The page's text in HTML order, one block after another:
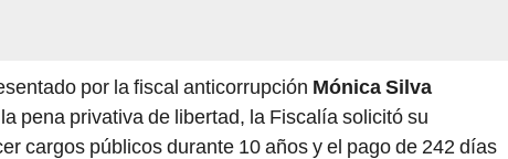
por la fiscal anticorrupción Mónica Silva
pena privativa de libertad, la Fiscalía solicitó su
cargos públicos durante 10 años y el pago de 242 días